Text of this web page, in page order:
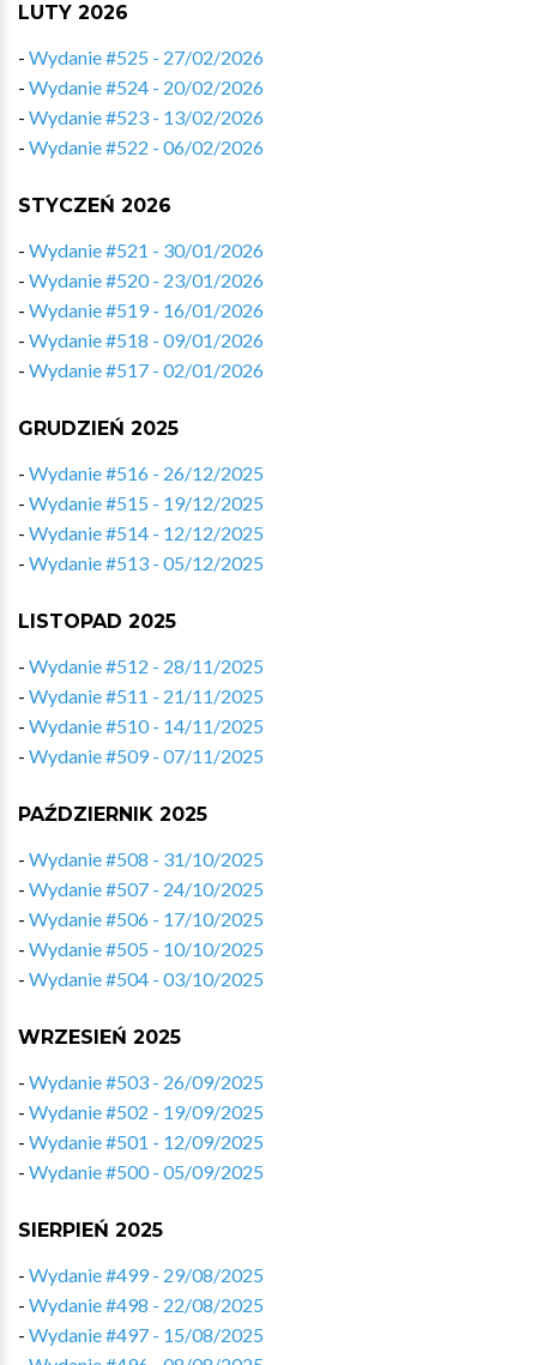
LUTY 2026
- Wydanie #525 - 27/02/2026
- Wydanie #524 - 20/02/2026
- Wydanie #523 - 13/02/2026
- Wydanie #522 - 06/02/2026
STYCZEŃ 2026
- Wydanie #521 - 30/01/2026
- Wydanie #520 - 23/01/2026
- Wydanie #519 - 16/01/2026
- Wydanie #518 - 09/01/2026
- Wydanie #517 - 02/01/2026
GRUDZIEŃ 2025
- Wydanie #516 - 26/12/2025
- Wydanie #515 - 19/12/2025
- Wydanie #514 - 12/12/2025
- Wydanie #513 - 05/12/2025
LISTOPAD 2025
- Wydanie #512 - 28/11/2025
- Wydanie #511 - 21/11/2025
- Wydanie #510 - 14/11/2025
- Wydanie #509 - 07/11/2025
PAŹDZIERNIK 2025
- Wydanie #508 - 31/10/2025
- Wydanie #507 - 24/10/2025
- Wydanie #506 - 17/10/2025
- Wydanie #505 - 10/10/2025
- Wydanie #504 - 03/10/2025
WRZESIEŃ 2025
- Wydanie #503 - 26/09/2025
- Wydanie #502 - 19/09/2025
- Wydanie #501 - 12/09/2025
- Wydanie #500 - 05/09/2025
SIERPIEŃ 2025
- Wydanie #499 - 29/08/2025
- Wydanie #498 - 22/08/2025
- Wydanie #497 - 15/08/2025